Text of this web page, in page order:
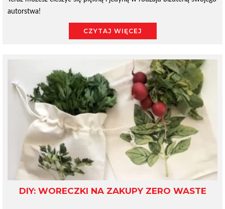
autorstwa!
CZYTAJ WIĘCEJ
DIY: WORECZKI NA ZAKUPY ZERO WASTE